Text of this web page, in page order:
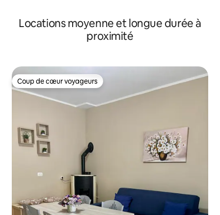
Locations moyenne et longue durée à
proximité
Coup de cœur voyageurs
Coup de cœur voyageurs